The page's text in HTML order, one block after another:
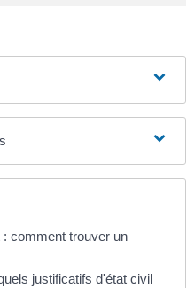
comment trouver un
justificatifs d'état civil